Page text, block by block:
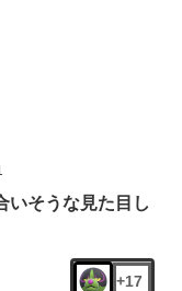
いそうな見た目し
+17